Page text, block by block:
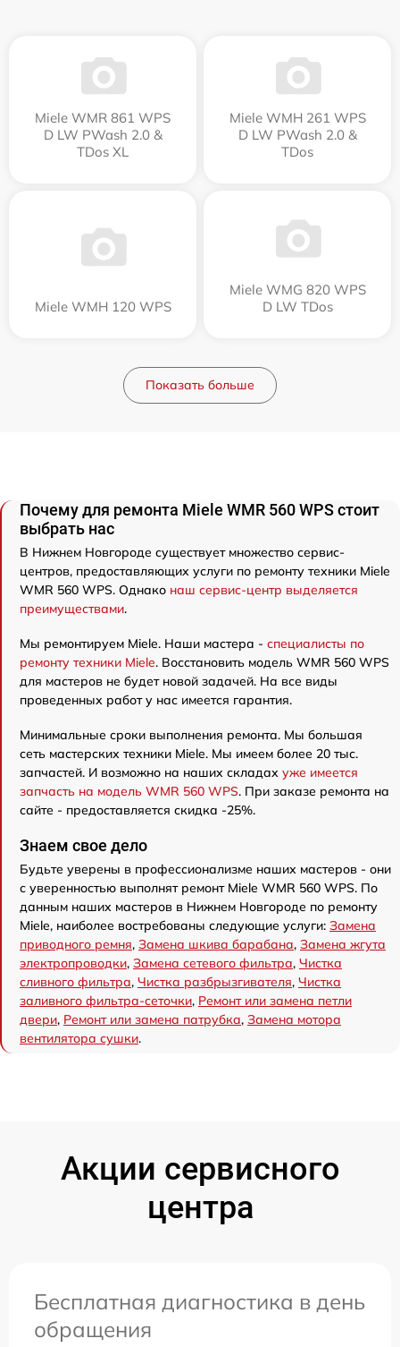
Miele WMR 861 WPS
D LW PWash 2.0 &
TDos XL
Miele WMH 261 WPS
D LW PWash 2.0 &
TDos
Miele WMH 120 WPS
Miele WMG 820 WPS
D LW TDos
Показать больше
Почему для ремонта Miele WMR 560 WPS стоит
выбрать нас
В Нижнем Новгороде существует множество сервис-
центров, предоставляющих услуги по ремонту техники Miele
WMR 560 WPS. Однако наш сервис-центр выделяется
преимуществами.
Мы ремонтируем Miele. Наши мастера - специалисты по
ремонту техники Miele. Восстановить модель WMR 560 WPS
для мастеров не будет новой задачей. На все виды
проведенных работ у нас имеется гарантия.
Минимальные сроки выполнения ремонта. Мы большая
сеть мастерских техники Miele. Мы имеем более 20 тыс.
запчастей. И возможно на наших складах уже имеется
запчасть на модель WMR 560 WPS. При заказе ремонта на
сайте - предоставляется скидка -25%.
Знаем свое дело
Будьте уверены в профессионализме наших мастеров - они
с уверенностью выполнят ремонт Miele WMR 560 WPS. По
данным наших мастеров в Нижнем Новгороде по ремонту
Miele, наиболее востребованы следующие услуги: Замена
приводного ремня, Замена шкива барабана, Замена жгута
электропроводки, Замена сетевого фильтра, Чистка
сливного фильтра, Чистка разбрызгивателя, Чистка
заливного фильтра-сеточки, Ремонт или замена петли
двери, Ремонт или замена патрубка, Замена мотора
вентилятора сушки.
Акции сервисного
центра
Бесплатная диагностика в день
обращения